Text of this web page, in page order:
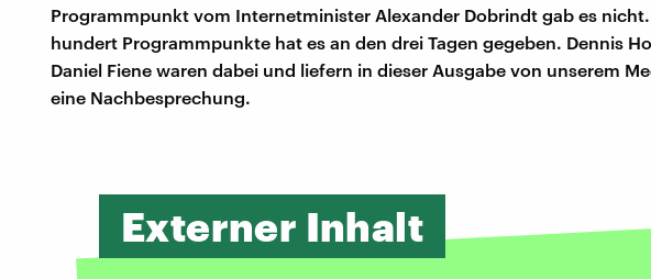
Programmpunkt vom Internetminister Alexander Dobrindt gab es
hundert Programmpunkte hat es an den drei Tagen gegeben. Dennis
Daniel Fiene waren dabei und liefern in dieser Ausgabe von unserem
eine Nachbesprechung.
Externer Inhalt